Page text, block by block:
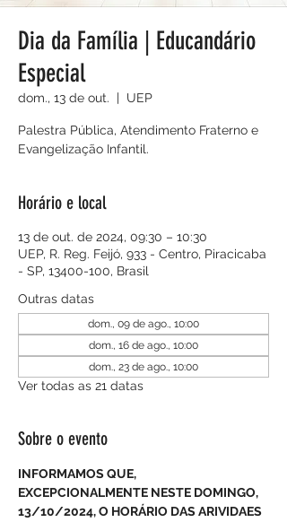
Dia da Família | Educandário
Especial
dom., 13 de out.
  |
UEP
Palestra Pública, Atendimento Fraterno e
Evangelização Infantil.
Horário e local
13 de out. de 2024, 09:30 – 10:30
UEP, R. Reg. Feijó, 933 - Centro, Piracicaba
- SP, 13400-100, Brasil
Outras datas
dom., 09 de ago., 10:00
dom., 16 de ago., 10:00
dom., 23 de ago., 10:00
Ver todas as 21 datas
Sobre o evento
INFORMAMOS QUE,
EXCEPCIONALMENTE NESTE DOMINGO,
13/10/2024, O HORÁRIO DAS ARIVIDAES